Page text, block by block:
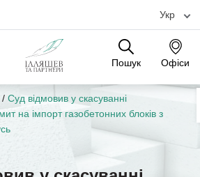
Укр
Пошук Офіси
Галузі
Офіси
/ Суд відмовив у скасуванні
на імпорт газобетонних блоків з